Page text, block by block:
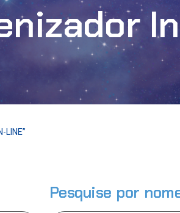
LINE”
Pesquise por